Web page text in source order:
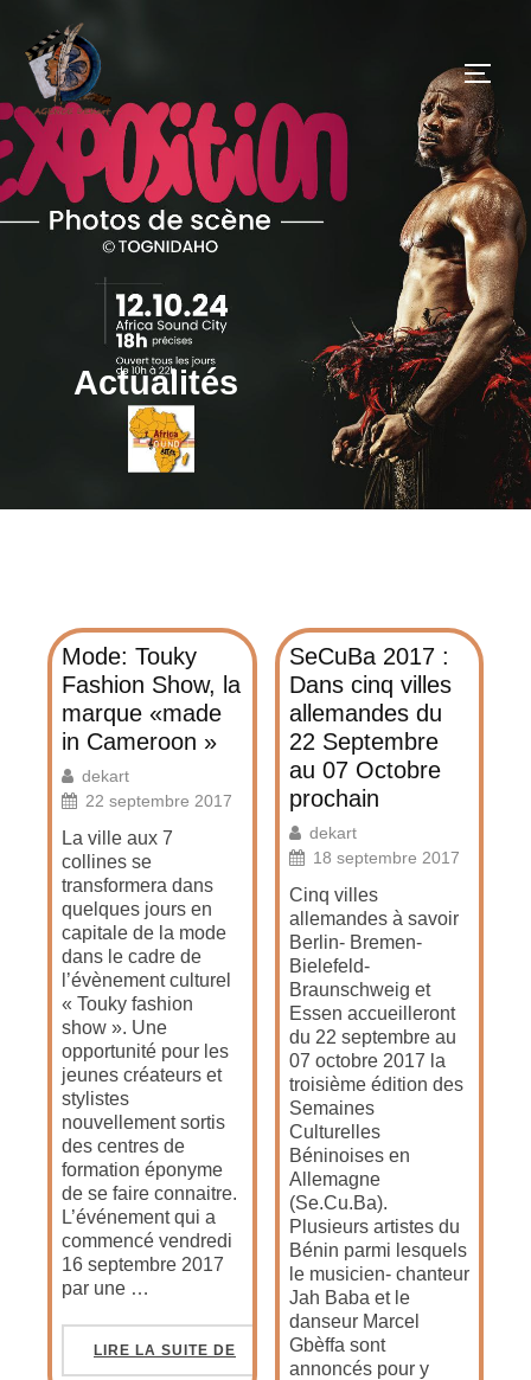
Actualités
Mode: Touky
Fashion Show, la
marque «made
in Cameroon »
dekart
22 septembre 2017
La ville aux 7
collines se
transformera dans
quelques jours en
capitale de la mode
dans le cadre de
l’évènement culturel
« Touky fashion
show ». Une
opportunité pour les
jeunes créateurs et
stylistes
nouvellement sortis
des centres de
formation éponyme
de se faire connaitre.
L’événement qui a
commencé vendredi
16 septembre 2017
par une …
LIRE LA SUITE DE
SeCuBa 2017 :
Dans cinq villes
allemandes du
22 Septembre
au 07 Octobre
prochain
dekart
18 septembre 2017
Cinq villes
allemandes à savoir
Berlin- Bremen-
Bielefeld-
Braunschweig et
Essen accueilleront
du 22 septembre au
07 octobre 2017 la
troisième édition des
Semaines
Culturelles
Béninoises en
Allemagne
(Se.Cu.Ba).
Plusieurs artistes du
Bénin parmi lesquels
le musicien- chanteur
Jah Baba et le
danseur Marcel
Gbèffa sont
annoncés pour y